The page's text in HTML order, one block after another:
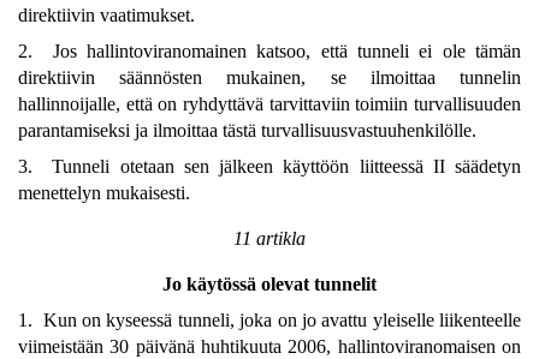
direktiivin vaatimukset.
2. Jos hallintoviranomainen katsoo, että tunneli ei ole tämän
direktiivin säännösten mukainen, se ilmoittaa tunnelin
hallinnoijalle, että on ryhdyttävä tarvittaviin toimiin turvallisuuden
parantamiseksi ja ilmoittaa tästä turvallisuusvastuuhenkilölle.
3. Tunneli otetaan sen jälkeen käyttöön liitteessä II säädetyn
menettelyn mukaisesti.
11 artikla
Jo käytössä olevat tunnelit
1. Kun on kyseessä tunneli, joka on jo avattu yleiselle liikenteelle
viimeistään 30 päivänä huhtikuuta 2006, hallintoviranomaisen on